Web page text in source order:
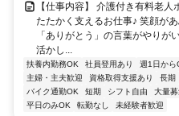
【仕事内容】 介護付き有料老
たたかく支えるお仕事♪ 笑顔が
「ありがとう」の言葉がやりが
活かし...
扶養内勤務OK 社員登用あり 週1日から
主婦・主夫歓迎
資格取得支援あり 長期
バイク通勤OK
短期 シフト自由 大量
平日のみOK
転勤なし 未経験者歓迎